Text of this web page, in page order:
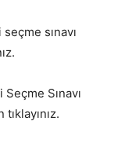
sınavı
Sınavı